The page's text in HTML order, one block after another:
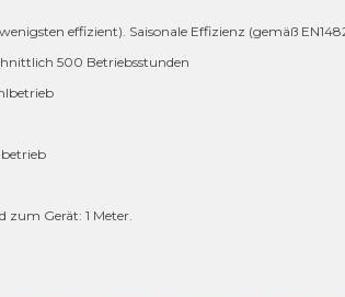
effizient). Saisonale Effizienz (gemäß
500 Betriebsstunden
zum Gerät: 1 Meter.